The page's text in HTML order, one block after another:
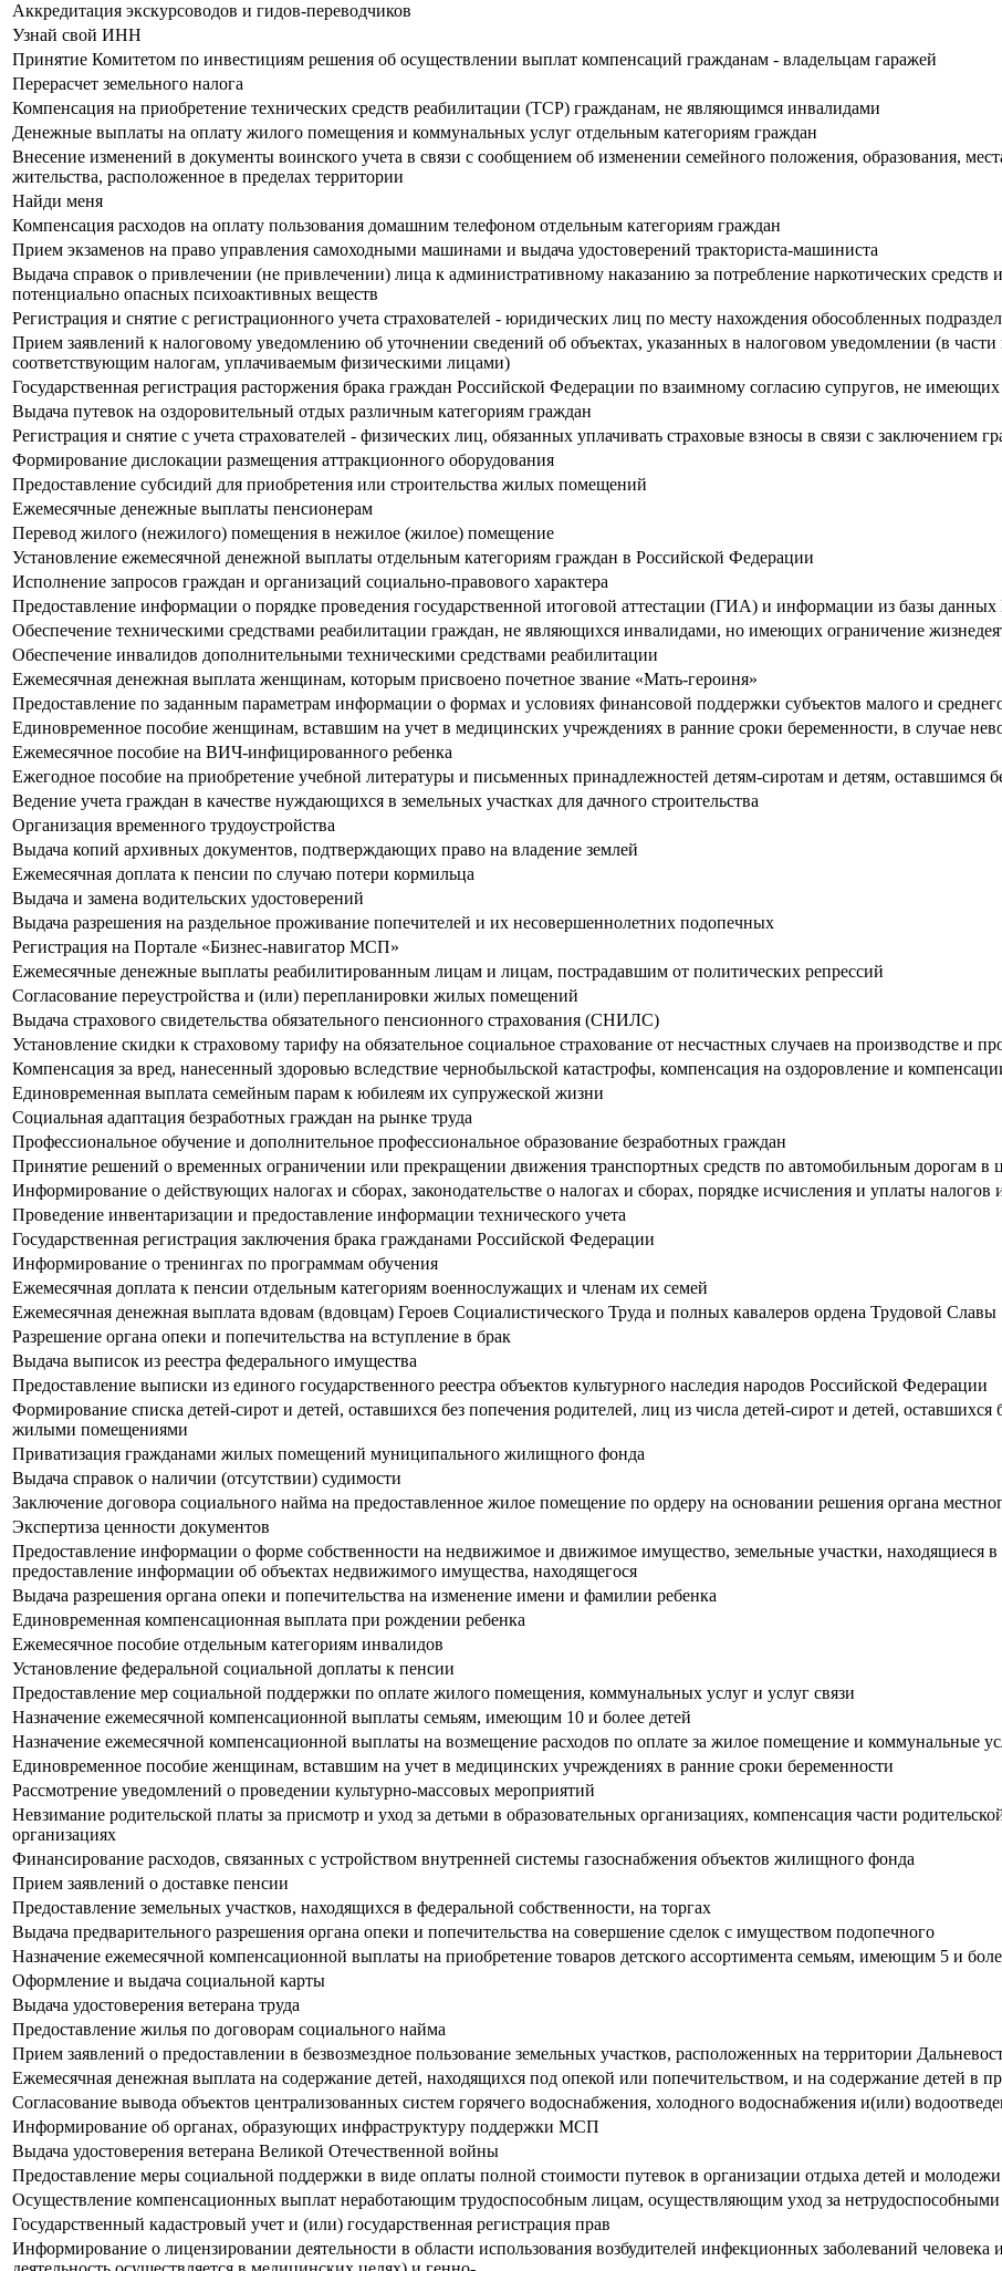
Аккредитация экскурсоводов и гидов-переводчиков
Узнай свой ИНН
Принятие Комитетом по инвестициям решения об осуществлении выплат компенсаций гражданам - владельцам гаражей
Перерасчет земельного налога
Компенсация на приобретение технических средств реабилитации (ТСР) гражданам, не являющимся инвалидами
Денежные выплаты на оплату жилого помещения и коммунальных услуг отдельным категориям граждан
Внесение изменений в документы воинского учета в связи с сообщением об изменении семейного положения, образования,
жительства, расположенное в пределах территории
Найди меня
Компенсация расходов на оплату пользования домашним телефоном отдельным категориям граждан
Прием экзаменов на право управления самоходными машинами и выдача удостоверений тракториста-машиниста
Выдача справок о привлечении (не привлечении) лица к административному наказанию за потребление наркотических
потенциально опасных психоактивных веществ
Регистрация и снятие с регистрационного учета страхователей - юридических лиц по месту нахождения обособленных
Прием заявлений к налоговому уведомлению об уточнении сведений об объектах, указанных в налоговом уведомлении (в
соответствующим налогам, уплачиваемым физическими лицами)
Государственная регистрация расторжения брака граждан Российской Федерации по взаимному согласию супругов, не
Выдача путевок на оздоровительный отдых различным категориям граждан
Регистрация и снятие с учета страхователей - физических лиц, обязанных уплачивать страховые взносы в связи с заключением
Формирование дислокации размещения аттракционного оборудования
Предоставление субсидий для приобретения или строительства жилых помещений
Ежемесячные денежные выплаты пенсионерам
Перевод жилого (нежилого) помещения в нежилое (жилое) помещение
Установление ежемесячной денежной выплаты отдельным категориям граждан в Российской Федерации
Исполнение запросов граждан и организаций социально-правового характера
Предоставление информации о порядке проведения государственной итоговой аттестации (ГИА) и информации из базы
Обеспечение техническими средствами реабилитации граждан, не являющихся инвалидами, но имеющих ограничение
Обеспечение инвалидов дополнительными техническими средствами реабилитации
Ежемесячная денежная выплата женщинам, которым присвоено почетное звание «Мать-героиня»
Предоставление по заданным параметрам информации о формах и условиях финансовой поддержки субъектов малого и
Единовременное пособие женщинам, вставшим на учет в медицинских учреждениях в ранние сроки беременности, в случае
Ежемесячное пособие на ВИЧ-инфицированного ребенка
Ежегодное пособие на приобретение учебной литературы и письменных принадлежностей детям-сиротам и детям, оставшимся
Ведение учета граждан в качестве нуждающихся в земельных участках для дачного строительства
Организация временного трудоустройства
Выдача копий архивных документов, подтверждающих право на владение землей
Ежемесячная доплата к пенсии по случаю потери кормильца
Выдача и замена водительских удостоверений
Выдача разрешения на раздельное проживание попечителей и их несовершеннолетних подопечных
Регистрация на Портале «Бизнес-навигатор МСП»
Ежемесячные денежные выплаты реабилитированным лицам и лицам, пострадавшим от политических репрессий
Согласование переустройства и (или) перепланировки жилых помещений
Выдача страхового свидетельства обязательного пенсионного страхования (СНИЛС)
Установление скидки к страховому тарифу на обязательное социальное страхование от несчастных случаев на производстве и
Компенсация за вред, нанесенный здоровью вследствие чернобыльской катастрофы, компенсация на оздоровление и
Единовременная выплата семейным парам к юбилеям их супружеской жизни
Социальная адаптация безработных граждан на рынке труда
Профессиональное обучение и дополнительное профессиональное образование безработных граждан
Принятие решений о временных ограничении или прекращении движения транспортных средств по автомобильным дорогам в
Информирование о действующих налогах и сборах, законодательстве о налогах и сборах, порядке исчисления и уплаты налогов
Проведение инвентаризации и предоставление информации технического учета
Государственная регистрация заключения брака гражданами Российской Федерации
Информирование о тренингах по программам обучения
Ежемесячная доплата к пенсии отдельным категориям военнослужащих и членам их семей
Ежемесячная денежная выплата вдовам (вдовцам) Героев Социалистического Труда и полных кавалеров ордена Трудовой Славы
Разрешение органа опеки и попечительства на вступление в брак
Выдача выписок из реестра федерального имущества
Предоставление выписки из единого государственного реестра объектов культурного наследия народов Российской Федерации
Формирование списка детей-сирот и детей, оставшихся без попечения родителей, лиц из числа детей-сирот и детей,
жилыми помещениями
Приватизация гражданами жилых помещений муниципального жилищного фонда
Выдача справок о наличии (отсутствии) судимости
Заключение договора социального найма на предоставленное жилое помещение по ордеру на основании решения органа
Экспертиза ценности документов
Предоставление информации о форме собственности на недвижимое и движимое имущество, земельные участки, находящиеся
предоставление информации об объектах недвижимого имущества, находящегося
Выдача разрешения органа опеки и попечительства на изменение имени и фамилии ребенка
Единовременная компенсационная выплата при рождении ребенка
Ежемесячное пособие отдельным категориям инвалидов
Установление федеральной социальной доплаты к пенсии
Предоставление мер социальной поддержки по оплате жилого помещения, коммунальных услуг и услуг связи
Назначение ежемесячной компенсационной выплаты семьям, имеющим 10 и более детей
Назначение ежемесячной компенсационной выплаты на возмещение расходов по оплате за жилое помещение и коммунальные
Единовременное пособие женщинам, вставшим на учет в медицинских учреждениях в ранние сроки беременности
Рассмотрение уведомлений о проведении культурно-массовых мероприятий
Невзимание родительской платы за присмотр и уход за детьми в образовательных организациях, компенсация части
организациях
Финансирование расходов, связанных с устройством внутренней системы газоснабжения объектов жилищного фонда
Прием заявлений о доставке пенсии
Предоставление земельных участков, находящихся в федеральной собственности, на торгах
Выдача предварительного разрешения органа опеки и попечительства на совершение сделок с имуществом подопечного
Назначение ежемесячной компенсационной выплаты на приобретение товаров детского ассортимента семьям, имеющим 5 и
Оформление и выдача социальной карты
Выдача удостоверения ветерана труда
Предоставление жилья по договорам социального найма
Прием заявлений о предоставлении в безвозмездное пользование земельных участков, расположенных на территории
Ежемесячная денежная выплата на содержание детей, находящихся под опекой или попечительством, и на содержание детей в
Согласование вывода объектов централизованных систем горячего водоснабжения, холодного водоснабжения и(или)
Информирование об органах, образующих инфраструктуру поддержки МСП
Выдача удостоверения ветерана Великой Отечественной войны
Предоставление меры социальной поддержки в виде оплаты полной стоимости путевок в организации отдыха детей и
Осуществление компенсационных выплат неработающим трудоспособным лицам, осуществляющим уход за
Государственный кадастровый учет и (или) государственная регистрация прав
Информирование о лицензировании деятельности в области использования возбудителей инфекционных заболеваний